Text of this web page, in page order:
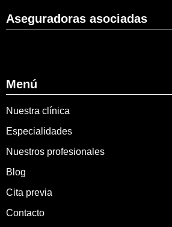
Aseguradoras asociadas
Menú
Nuestra clínica
Especialidades
Nuestros profesionales
Blog
Cita previa
Contacto